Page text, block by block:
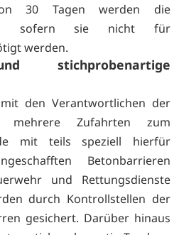
30 Tagen werden die
sofern sie nicht für
werden.
stichprobenartige
den Verantwortlichen der
Zufahrten zum
mit teils speziell hierfür
Betonbarrieren
und Rettungsdienste
durch Kontrollstellen der
gesichert. Darüber hinaus